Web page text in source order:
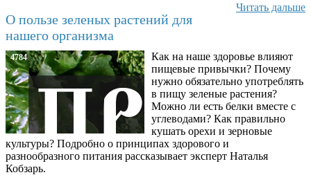
Читать дальше
О пользе зеленых растений для
нашего организма
4784
Как на наше здоровье влияют
пищевые привычки? Почему
нужно обязательно употреблять
в пищу зеленые растения?
Можно ли есть белки вместе с
углеводами? Как правильно
кушать орехи и зерновые
культуры? Подробно о принципах здорового и
разнообразного питания рассказывает эксперт Наталья
Кобзарь.